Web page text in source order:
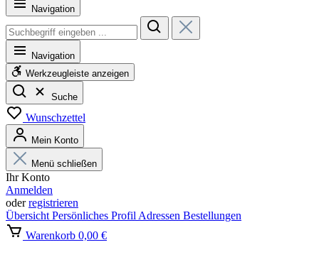
Navigation
Navigation
Werkzeugleiste anzeigen
Suche
Wunschzettel
Mein Konto
Menü schließen
Ihr Konto
Anmelden
oderregistrieren
Übersicht Persönliches Profil Adressen Bestellungen
Warenkorb 0,00 €